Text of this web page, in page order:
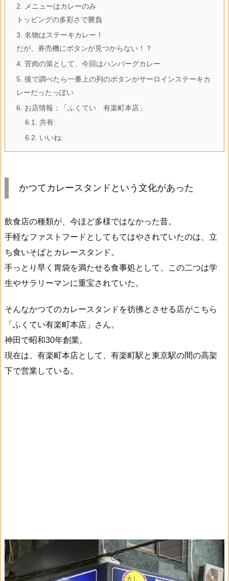
2.
メニューはカレーのみ
トッピングの多彩さで勝負
3. 名物はステーキカレー！
だが、券売機にボタンが見つからない！？
4. 苦肉の策として、今回はハンバーグカレー
5. 後で調べたら一番上の列のボタンがサーロインステーキカ
レーだったっぽい
6.
お店情報：「ふくてい 有楽町本店」
6.1.
共有:
6.2.
いいね:
かつてカレースタンドという文化があった
飲食店の種類が、今ほど多様ではなかった昔。
手軽なファストフードとしてもてはやされていたのは、立
ち食いそばとカレースタンド。
手っとり早く胃袋を満たせる食事処として、この二つは学
生やサラリーマンに重宝されていた。
そんなかつてのカレースタンドを彷彿とさせる店がこちら
「ふくてい有楽町本店」さん。
神田で昭和30年創業。
現在は、有楽町本店として、有楽町駅と東京駅の間の高架
下で営業している。